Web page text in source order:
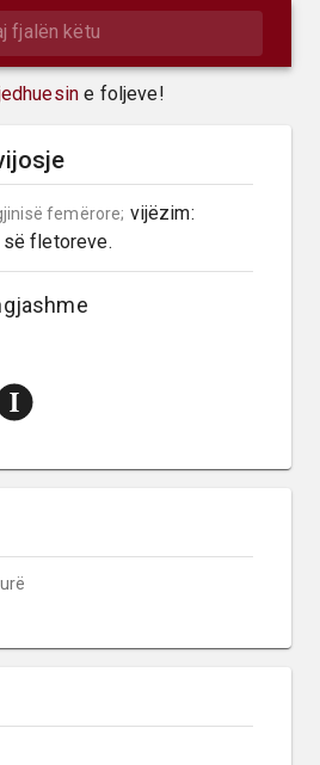
e foljeve!
femërore; vijëzim:
fletoreve.